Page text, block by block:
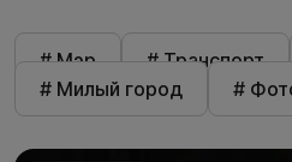
# Мэр # Транспорт
# Милый город
#